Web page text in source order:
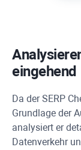
eingehend
Da der SERP
Grundlage der
analysiert er
Datenverkehr